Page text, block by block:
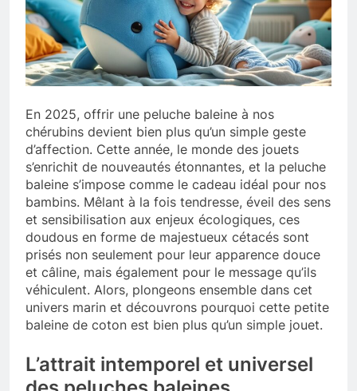
En 2025, offrir une peluche baleine à nos
chérubins devient bien plus qu’un simple geste
d’affection. Cette année, le monde des jouets
s’enrichit de nouveautés étonnantes, et la peluche
baleine s’impose comme le cadeau idéal pour nos
bambins. Mêlant à la fois tendresse, éveil des sens
et sensibilisation aux enjeux écologiques, ces
doudous en forme de majestueux cétacés sont
prisés non seulement pour leur apparence douce
et câline, mais également pour le message qu’ils
véhiculent. Alors, plongeons ensemble dans cet
univers marin et découvrons pourquoi cette petite
baleine de coton est bien plus qu’un simple jouet.
L’attrait intemporel et universel